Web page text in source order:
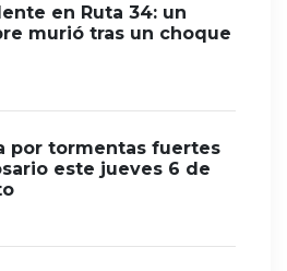
en Ruta 34: un
murió tras un choque
por tormentas fuertes
este jueves 6 de